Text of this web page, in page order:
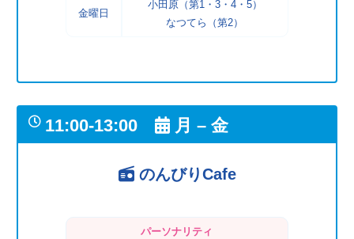
金曜日
小田原（第1・3・4・5）
なつてら（第2）
11:00-13:00 月 – 金
のんびりCafe
パーソナリティ